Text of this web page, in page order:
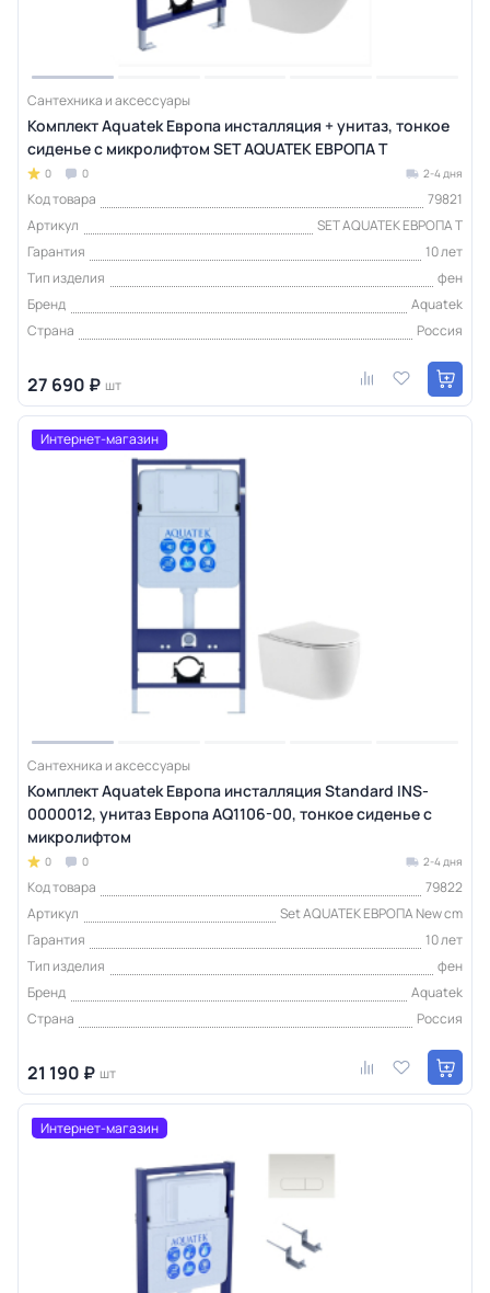
Сантехника и аксессуары
Комплект Aquatek Европа инсталляция + унитаз, тонкое
сиденье с микролифтом SET AQUATEK ЕВРОПА T
0 0 2-4 дня
Код товара
79821
Артикул
SET AQUATEK ЕВРОПА T
Гарантия
10 лет
Тип изделия
фен
Бренд
Aquatek
Страна
Россия
27 690 ₽ шт
Интернет-магазин
Сантехника и аксессуары
Комплект Aquatek Европа инсталляция Standard INS-
0000012, унитаз Европа AQ1106-00, тонкое сиденье с
микролифтом
0 0 2-4 дня
Код товара
79822
Артикул
Set AQUATEK ЕВРОПА New cm
Гарантия
10 лет
Тип изделия
фен
Бренд
Aquatek
Страна
Россия
21 190 ₽ шт
Интернет-магазин